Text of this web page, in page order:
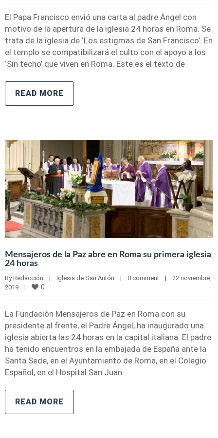
El Papa Francisco envió una carta al padre Ángel con
motivo de la apertura de la iglesia 24 horas en Roma. Se
trata de la iglesia de ‘Los estigmas de San Francisco’. En
el templo se compatibilizará el culto con el apoyo a los
‘Sin techo’ que viven en Roma. Este es el texto de
READ MORE
Mensajeros de la Paz abre en Roma su primera iglesia
24 horas
By Redacción | Iglesia de San Antón | 0 comment |
22 noviembre,
2019 | 0
La Fundación Mensajeros de Paz en Roma con su
presidente al frente, el Padre Ángel, ha inaugurado una
iglesia abierta las 24 horas en la capital italiana. El padre
ha tenido encuentros en la embajada de España ante la
Santa Sede, en el Ayuntamiento de Roma, en el Colegio
Español, en el Hospital San Juan
READ MORE